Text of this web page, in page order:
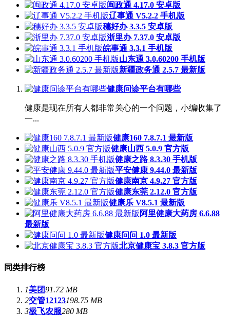
闽政通 4.17.0 安卓版
辽事通 V5.2.2 手机版
穗好办 3.3.5 安卓版
浙里办 7.37.0 安卓版
皖事通 3.3.1 手机版
山东通 3.0.60200 手机版
新疆政务通 2.5.7 最新版
健康问诊平台有哪些
健康是现在所有人都非常关心的一个问题，小编收集了
一...
健康160 7.8.7.1 最新版
健康山西 5.0.9 官方版
健康之路 8.3.30 手机版
平安健康 9.44.0 最新版
健康南京 4.9.27 官方版
健康东莞 2.12.0 官方版
健康乐 V8.5.1 最新版
阿里健康大药房 6.6.88
最新版
健康问问 1.0 最新版
北京健康宝 3.8.3 官方版
同类排行榜
1美团91.72 MB
2交管12123198.75 MB
3极飞农服280 MB